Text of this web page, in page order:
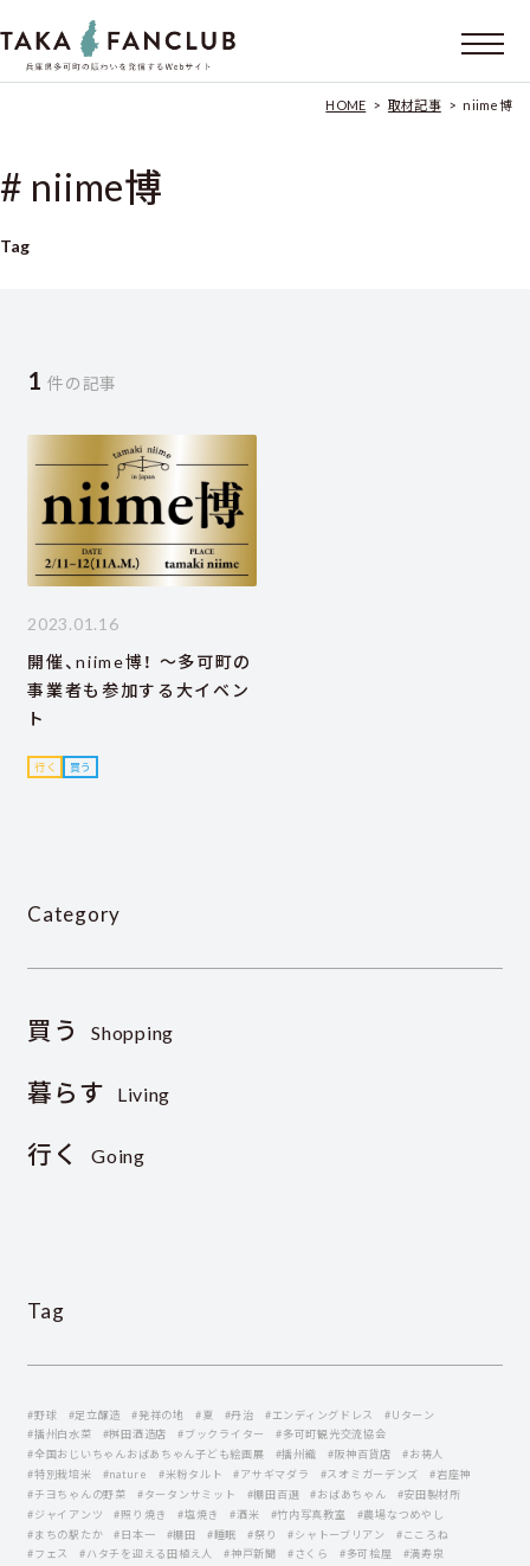
HOME > 取材記事 > niime博
# niime博
Tag
1 件の記事
2023.01.16
開催、niime博！ ～多可町の
事業者も参加する大イベン
ト
行く 買う
Category
買う Shopping
暮らす Living
行く Going
Tag
#野球 #足立醸造 #発祥の地 #夏 #丹治 #エンディングドレス
#Uターン
#播州白水菜
#桝田酒造店 #ブックライター
#多可町観光交流協会
#全国おじいちゃんおばあちゃん子ども絵画展
#播州織 #阪神百貨店
#お祷人
#特別栽培米
#nature #米粉タルト #アサギマダラ #スオミガーデンズ
#岩座神
#チヨちゃんの野菜
#タータンサミット #棚田百選 #おばあちゃん
#安田製材所
#ジャイアンツ
#照り焼き #塩焼き #酒米 #竹内写真教室
#農場なつめやし
#まちの駅たか
#日本一 #棚田 #睡眠 #祭り #シャトーブリアン
#こころね
#フェス
#ハタチを迎える田植え人 #神戸新聞 #さくら #多可桧屋
#満寿泉